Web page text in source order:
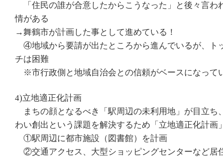
「住民の誰が合意したからこうなった」と後々言わ
情がある
→舞鶴市が計画した事として進めている！
④地域から要請が出たところから進んでいるが、ト
チは困難
※市行政側と地域自治会との信頼がベースになって
4)立地適正化計画
まちの顔となるべき「駅周辺の未利用地」が目立ち
わい創出という課題を解決するため「立地適正化計画
①駅周辺に都市施設（図書館）を計画
②交通アクセス、大型ショッピングセンターなど居